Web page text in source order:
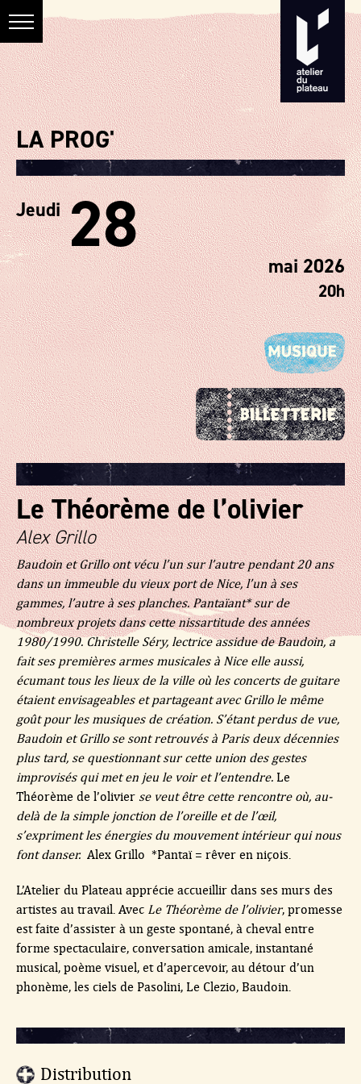
LA PROG'
Le Théorème de l’olivier
Alex Grillo
Baudoin et Grillo ont vécu l’un sur l’autre pendant 20 ans
dans un immeuble du vieux port de Nice, l’un à ses
gammes, l’autre à ses planches. Pantaïant* sur de
nombreux projets dans cette nissartitude des années
1980/1990. Christelle Séry, lectrice assidue de Baudoin, a
fait ses premières armes musicales à Nice elle aussi,
écumant tous les lieux de la ville où les concerts de guitare
étaient envisageables et partageant avec Grillo le même
goût pour les musiques de création. S’étant perdus de vue,
Baudoin et Grillo se sont retrouvés à Paris deux décennies
plus tard, se questionnant sur cette union des gestes
improvisés qui met en jeu le voir et l’entendre. Le
Théorème de l’olivier se veut être cette rencontre où, au-
delà de la simple jonction de l’oreille et de l’œil,
s’expriment les énergies du mouvement intérieur qui nous
font danser.Alex Grillo *Pantaï = rêver en niçois.
L’Atelier du Plateau apprécie accueillir dans ses murs des
artistes au travail. Avec Le Théorème de l’olivier, promesse
est faite d’assister à un geste spontané, à cheval entre
forme spectaculaire, conversation amicale, instantané
musical, poème visuel, et d’apercevoir, au détour d’un
phonème, les ciels de Pasolini, Le Clezio, Baudoin.
Jeudi 28 mai 2026
20h
Distribution